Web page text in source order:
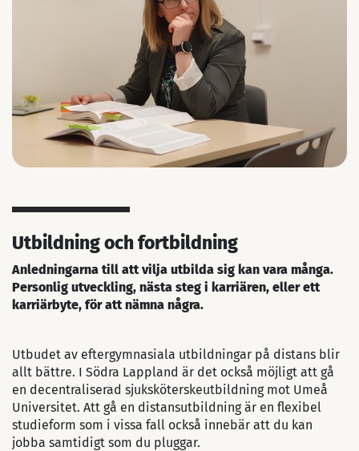
Utbildning och fortbildning
Anledningarna till att vilja utbilda sig kan vara många.
Personlig utveckling, nästa steg i karriären, eller ett
karriärbyte, för att nämna några.
Utbudet av eftergymnasiala utbildningar på distans blir
allt bättre. I Södra Lappland är det också möjligt att gå
en decentraliserad sjuksköterskeutbildning mot Umeå
Universitet. Att gå en distansutbildning är en flexibel
studieform som i vissa fall också innebär att du kan
jobba samtidigt som du pluggar.